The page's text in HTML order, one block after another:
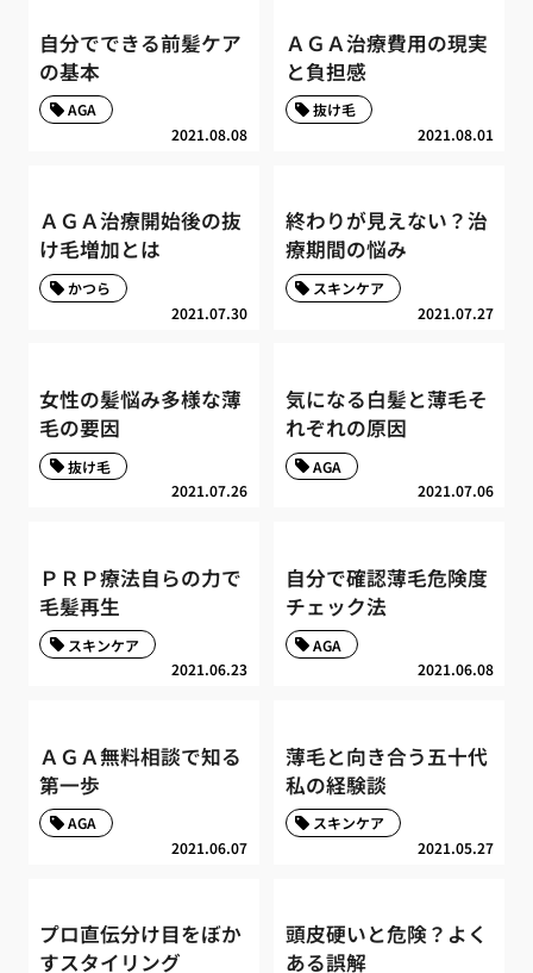
自分でできる前髪ケア
の基本
2021.08.08
AGA
ＡＧＡ治療費用の現実
と負担感
2021.08.01
抜け毛
ＡＧＡ治療開始後の抜
け毛増加とは
2021.07.30
かつら
終わりが見えない？治
療期間の悩み
2021.07.27
スキンケア
女性の髪悩み多様な薄
毛の要因
2021.07.26
抜け毛
気になる白髪と薄毛そ
れぞれの原因
2021.07.06
AGA
ＰＲＰ療法自らの力で
毛髪再生
2021.06.23
スキンケア
自分で確認薄毛危険度
チェック法
2021.06.08
AGA
ＡＧＡ無料相談で知る
第一歩
2021.06.07
AGA
薄毛と向き合う五十代
私の経験談
2021.05.27
スキンケア
プロ直伝分け目をぼか
すスタイリング
頭皮硬いと危険？よく
ある誤解